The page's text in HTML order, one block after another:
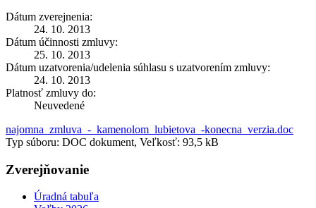
Dátum zverejnenia:
24. 10. 2013
Dátum účinnosti zmluvy:
25. 10. 2013
Dátum uzatvorenia/udelenia súhlasu s uzatvorením zmluvy:
24. 10. 2013
Platnosť zmluvy do:
Neuvedené
najomna_zmluva_-_kamenolom_lubietova_-konecna_verzia.doc
Typ súboru: DOC dokument, Veľkosť: 93,5 kB
Zverejňovanie
Úradná tabuľa